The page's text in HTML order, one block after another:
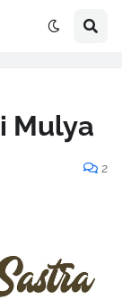
Mulya
2